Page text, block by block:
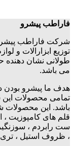
فاراطب پیشرو
توزیع ابزارالات و
طولانی نشان
می باشد.
هدف ما پیشرو بودن
تمامی محصولات
باشد. این محصولات
قلم های کامپوزیت ،
ست رابردم ، سوزنگیر
، ظروف استیل ،